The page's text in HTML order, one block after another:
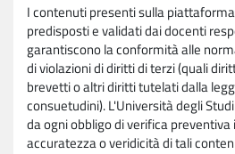
I contenuti presenti sulla
predisposti e validati dai docenti
garantiscono la conformità alle
di violazioni di diritti di terzi (quali
brevetti o altri diritti tutelati dalla
consuetudini). L'Università degli
da ogni obbligo di verifica
accuratezza o veridicità di tali